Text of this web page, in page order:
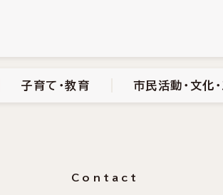
市民活動・文化
子育て・教育 市民活動・文化
Contact